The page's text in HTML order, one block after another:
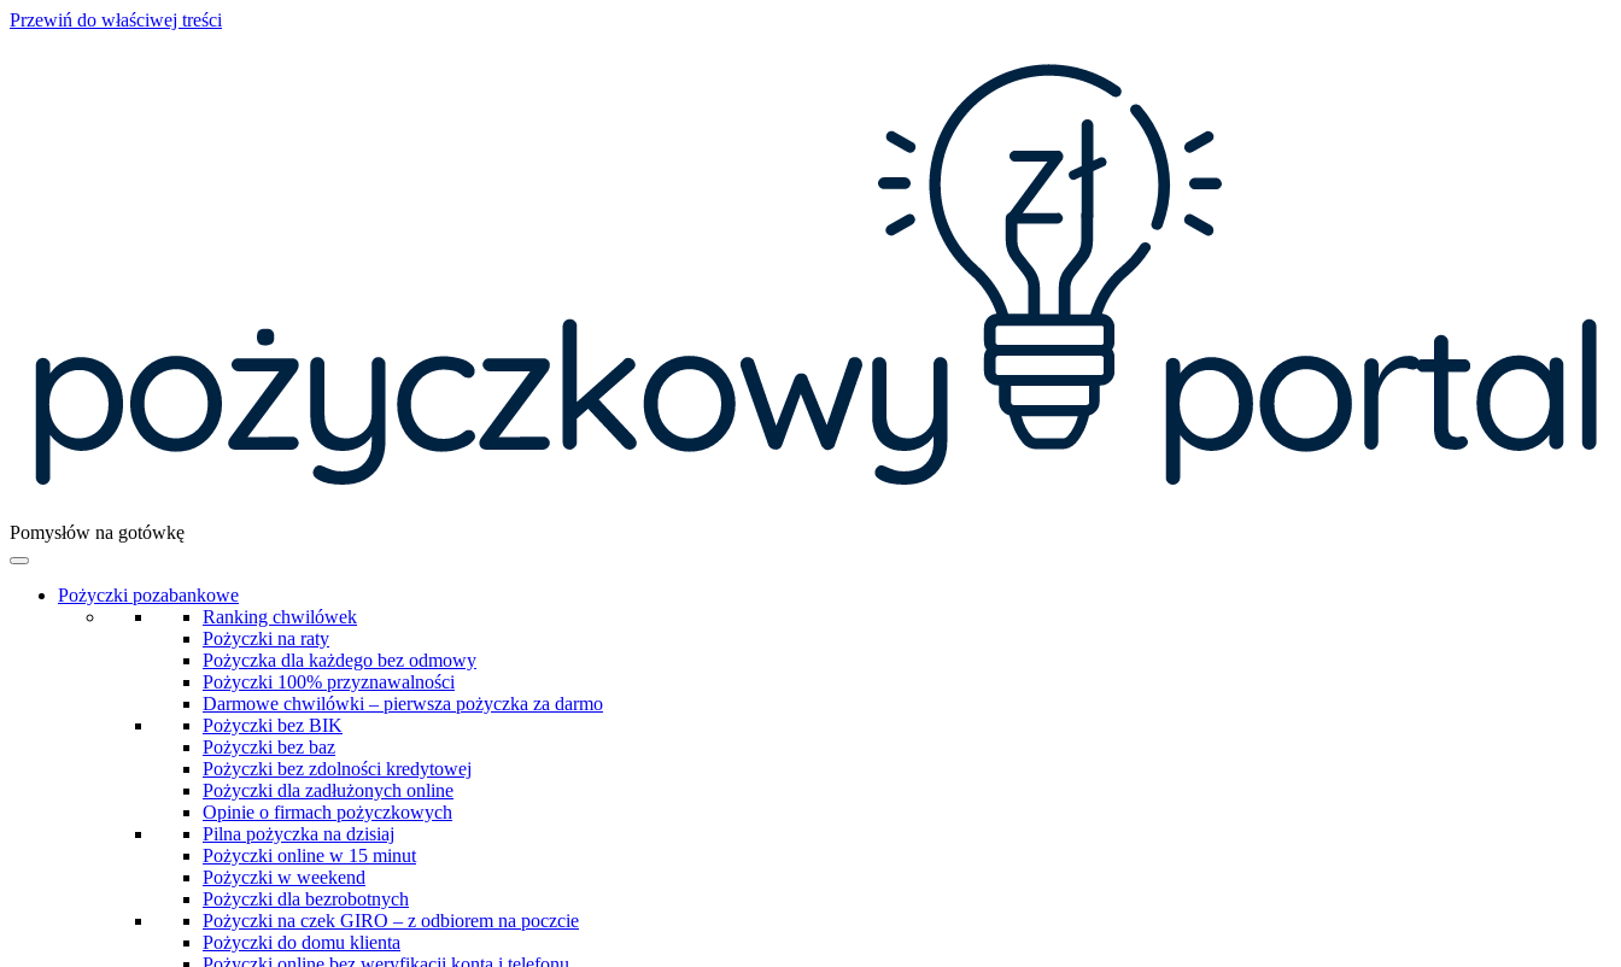
Przewiń do właściwej treści
Pomysłów na gotówkę
Pożyczki pozabankowe
Ranking chwilówek
Pożyczki na raty
Pożyczka dla każdego bez odmowy
Pożyczki 100% przyznawalności
Darmowe chwilówki – pierwsza pożyczka za darmo
Pożyczki bez BIK
Pożyczki bez baz
Pożyczki bez zdolności kredytowej
Pożyczki dla zadłużonych online
Opinie o firmach pożyczkowych
Pilna pożyczka na dzisiaj
Pożyczki online w 15 minut
Pożyczki w weekend
Pożyczki dla bezrobotnych
Pożyczki na czek GIRO – z odbiorem na poczcie
Pożyczki do domu klienta